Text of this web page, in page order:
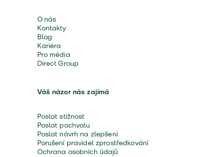
O nás
Kontakty
Blog
Kariéra
Pro média
Direct Group
Váš názor nás zajímá
Poslat stížnost
Poslat pochvalu
Poslat návrh na zlepšení
Porušení pravidel zprostředkování
Ochrana osobních údajů